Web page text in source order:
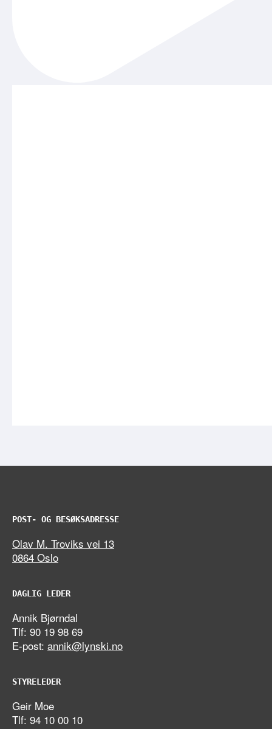
POST- OG BESØKSADRESSE
Olav M. Troviks vei 13
0864 Oslo
DAGLIG LEDER
Annik Bjørndal
Tlf: 90 19 98 69
E-post: annik@lynski.no
STYRELEDER
Geir Moe
Tlf: 94 10 00 10